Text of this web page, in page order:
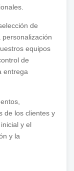
de
equipos
de
entrega
de los clientes y
y el
y la